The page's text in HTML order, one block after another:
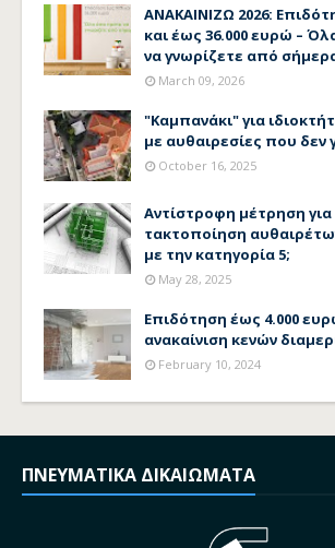
ΑΝΑΚΑΙΝΙΖΩ 2026:
και έως 36.000 ευρώ –
να γνωρίζετε από
March 09, 2026
"Καμπανάκι" για
με αυθαιρεσίες που δεν
October 16, 2025
Αντίστροφη μέτρηση για
τακτοποίηση
με την κατηγορία 5;
May 28, 2025
Επιδότηση έως 4.000
ανακαίνιση κενών
February 10, 2024
ΠΝΕΥΜΑΤΙΚΑ ΔΙΚΑΙΩΜΑΤΑ